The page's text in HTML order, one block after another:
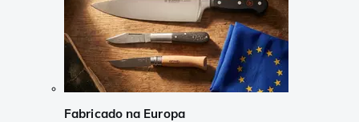
Fabricado na Europa